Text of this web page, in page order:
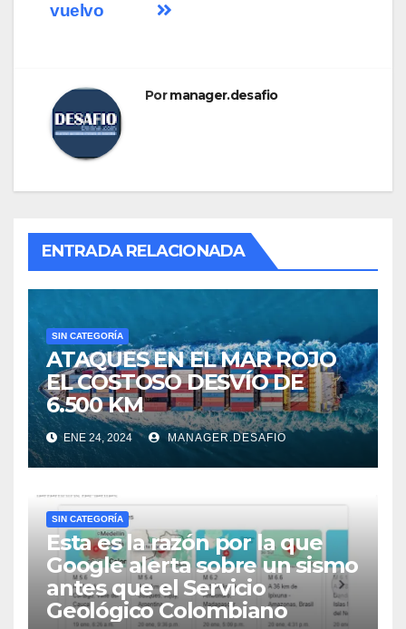
vuelvo
Pormanager.desafio
ENTRADA RELACIONADA
SIN CATEGORÍA
ATAQUES EN EL MAR ROJO
EL COSTOSO DESVÍO DE
6.500 KM
ENE 24, 2024 MANAGER.DESAFIO
SIN CATEGORÍA
Esta es la razón por la que
Google alerta sobre un sismo
antes que el Servicio
Geológico Colombiano